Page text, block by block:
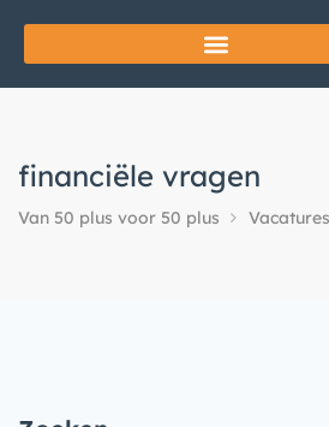
financiële vragen
Van 50 plus voor 50 plus Vacatures